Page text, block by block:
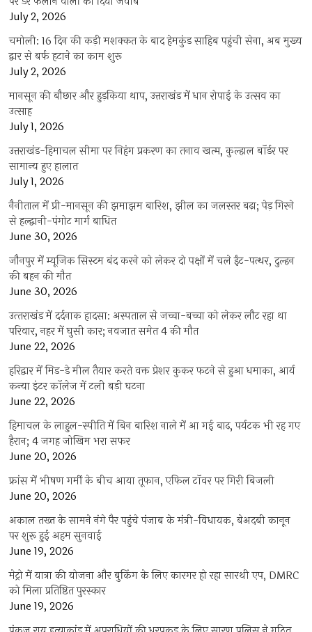
July 2, 2026
चमोली: 16 दिन की कड़ी मशक्कत के बाद हेमकुंड साहिब पहुंची सेना, अब मुख्य
द्वार से बर्फ हटाने का काम शुरू
July 2, 2026
मानसून की बौछार और हुड़किया थाप, उत्तराखंड में धान रोपाई के उत्सव का
उत्साह
July 1, 2026
उत्तराखंड-हिमाचल सीमा पर निहंग प्रकरण का तनाव खत्म, कुल्हाल बॉर्डर पर
सामान्य हुए हालात
July 1, 2026
नैनीताल में प्री-मानसून की झमाझम बारिश, झील का जलस्तर बढ़ा; पेड़ गिरने
से हल्द्वानी-पंगोट मार्ग बाधित
June 30, 2026
जौनपुर में म्यूजिक सिस्टम बंद करने को लेकर दो पक्षों में चले ईंट-पत्थर, दुल्हन
की बहन की मौत
June 30, 2026
उत्‍तराखंड में दर्दनाक हादसा: अस्पताल से जच्चा-बच्चा को लेकर लौट रहा था
परिवार, नहर में घुसी कार; नवजात समेत 4 की मौत
June 22, 2026
हरिद्वार में मिड-डे मील तैयार करते वक्त प्रेशर कुकर फटने से हुआ धमाका, आर्य
कन्या इंटर कॉलेज में टली बड़ी घटना
June 22, 2026
हिमाचल के लाहुल-स्पीति में बिन बारिश नाले में आ गई बाढ़, पर्यटक भी रह गए
हैरान; 4 जगह जोखिम भरा सफर
June 20, 2026
फ्रांस में भीषण गर्मी के बीच आया तूफान, एफिल टॉवर पर गिरी बिजली
June 20, 2026
अकाल तख्त के सामने नंगे पैर पहुंचे पंजाब के मंत्री-विधायक, बेअदबी कानून
पर शुरू हुई अहम सुनवाई
June 19, 2026
मेट्रो में यात्रा की योजना और बुकिंग के लिए कारगर हो रहा सारथी एप, DMRC
को मिला प्रतिष्ठित पुरस्कार
June 19, 2026